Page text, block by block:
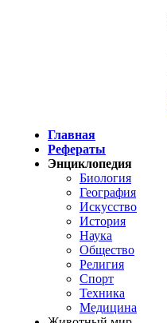
Главная
Рефераты
Энциклопедия
Биология
География
Искусство
История
Наука
Общество
Религия
Спорт
Техника
Медицина